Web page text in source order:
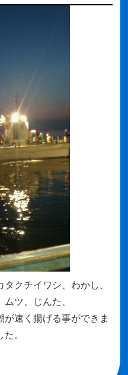
クチイワシ、わかし、
ツ、じんた、
が速く揚げる事ができま
。